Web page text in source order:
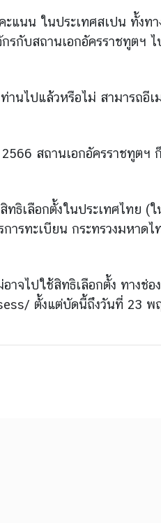
แนน ในประเทศสเปน ทั้ง
กับสถานเอกอัครราชทูตฯ
านไปแล้วหรือไม่ สามารถ
สถานเอกอัครราชทูตฯ
ธิเลือกตั้งในประเทศไทย
ารทะเบียน กระทรวงมหาดไ
จไปใช้สิทธิเลือกตั้ง ทางช่อ
ตั้งแต่บัดนี้ถึงวันที่ 23 พ